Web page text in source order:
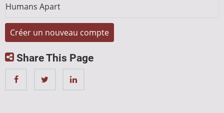
Humans Apart
Share This Page